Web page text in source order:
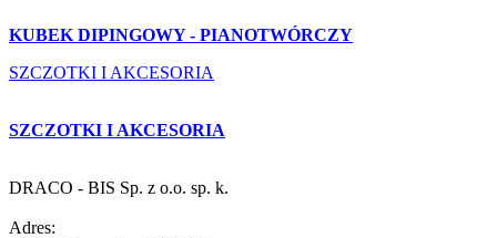
KUBEK DIPINGOWY - PIANOTWÓRCZY
SZCZOTKI I AKCESORIA
SZCZOTKI I AKCESORIA
DRACO - BIS Sp. z o.o. sp. k.
Adres: